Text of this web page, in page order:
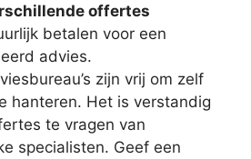
offertes
betalen voor een
advies.
zijn vrij om zelf
hanteren. Het is verstandig
te vragen van
specialisten. Geef een